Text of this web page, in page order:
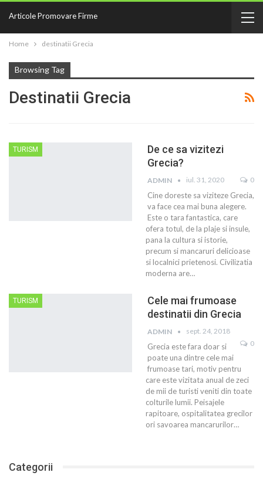
Articole Promovare Firme
Home destinatii Grecia
Browsing Tag
Destinatii Grecia
TURISM
De ce sa vizitezi
Grecia?
ADMIN iul. 31, 2020 0
Cine doreste sa viziteze Grecia,
va face cea mai buna alegere.
Este o tara fantastica, care
ofera totul, de la plaje si insule,
pana la cultura si istorie,
precum si mancaruri delicioase
si localnici prietenosi. Civilizatia
moderna are…
TURISM
Cele mai frumoase
destinatii din Grecia
ADMIN
sept. 24, 2018
0
Grecia este fara doar si
poate una dintre cele mai
frumoase tari, motiv pentru
care este vizitata anual de zeci
de mii de turisti veniti din toate
colturile lumii. Peisajele
rapitoare, ospitalitatea grecilor
ori savoarea mancarurilor…
Categorii